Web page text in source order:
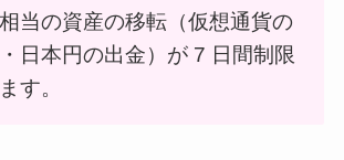
当の資産の移転（仮想通貨の
日本円の出金）が 7 日間制限
す。